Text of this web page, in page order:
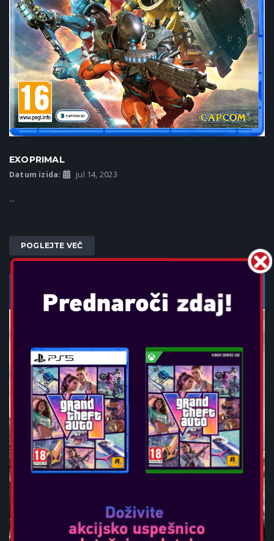
EXOPRIMAL
Datum izida: jul 14, 2023
...
POGLEJTE VEČ